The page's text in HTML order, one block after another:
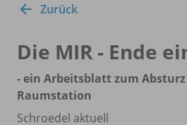
Zurück
Die MIR - Ende
- ein Arbeitsblatt zum
Raumstation
Schroedel aktuell